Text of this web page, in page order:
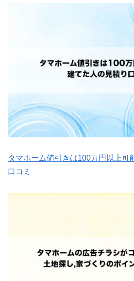
タマホーム値引きは100万円以上可
口コミ